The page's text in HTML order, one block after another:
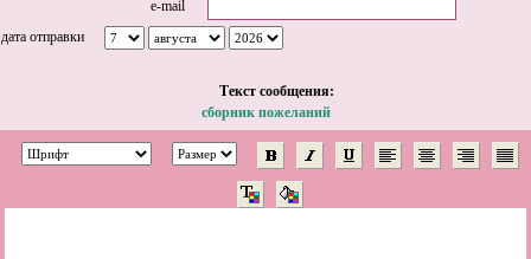
e-mail
дата отправки
Tекст сообщения:
сборник пожеланий